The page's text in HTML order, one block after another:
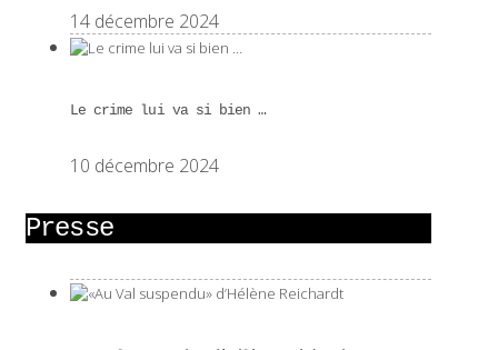
14 décembre 2024
Le crime lui va si bien …
10 décembre 2024
Presse